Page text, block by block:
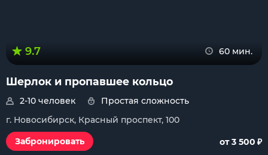
9.7 60 мин.
Шерлок и пропавшее кольцо
2-10 человек
Простая сложность
г. Новосибирск, Красный проспект, 100
Забронировать
от 3 500 ₽